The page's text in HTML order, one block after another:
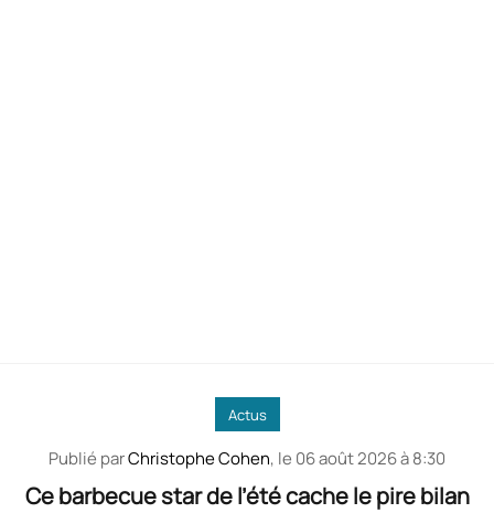
Actus
Publié parChristophe Cohen, le 06 août 2026 à 8:30
Ce barbecue star de l’été cache le pire bilan